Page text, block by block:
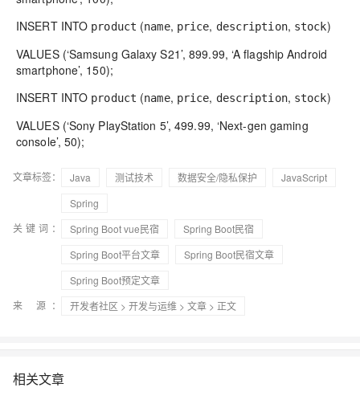
INSERT INTO product (name, price, description, stock)
VALUES (‘Samsung Galaxy S21’, 899.99, ‘A flagship Android
smartphone’, 150);
INSERT INTO product (name, price, description, stock)
VALUES (‘Sony PlayStation 5’, 499.99, ‘Next-gen gaming
console’, 50);
文章标签： Java 测试技术 数据安全/隐私保护
JavaScript
Spring
关键词：
Spring Boot vue民宿
Spring Boot民宿
Spring Boot平台文章
Spring Boot民宿文章
Spring Boot预定文章
来 源：
开发者社区 > 开发与运维 > 文章 > 正文
相关文章